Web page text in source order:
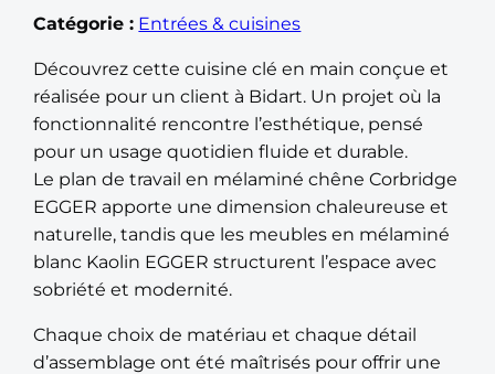
Catégorie : Entrées & cuisines
Découvrez cette cuisine clé en main conçue et
réalisée pour un client à Bidart. Un projet où la
fonctionnalité rencontre l’esthétique, pensé
pour un usage quotidien fluide et durable.
Le plan de travail en mélaminé chêne Corbridge
EGGER apporte une dimension chaleureuse et
naturelle, tandis que les meubles en mélaminé
blanc Kaolin EGGER structurent l’espace avec
sobriété et modernité.
Chaque choix de matériau et chaque détail
d’assemblage ont été maîtrisés pour offrir une